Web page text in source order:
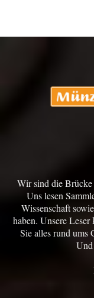
Wir sind die Brücke
Uns lesen
Wissenschaft
haben. Unsere
Sie alles rund ums
Und